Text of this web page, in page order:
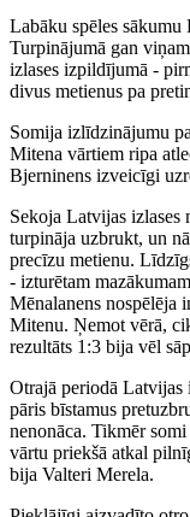
Labāku spēles
Turpinājumā gan
izlases izpildījumā -
divus metienus pa
Somija izlīdzinājumu
Mitena vārtiem ripa
Bjerninens izveicīgi
Sekoja Latvijas izlases
turpināja uzbrukt, un
precīzu metienu.
- izturētam
Mēnalanens nospēlēja
Mitenu. Ņemot vērā,
rezultāts 1:3 bija vēl
Otrajā periodā Latvijas
pāris bīstamus
nenonāca. Tikmēr
vārtu priekšā atkal
bija Valteri Merela.